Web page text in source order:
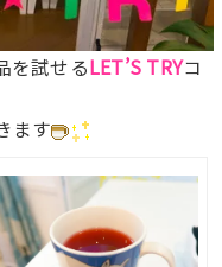
を試せるLET’S TRYコ
ます